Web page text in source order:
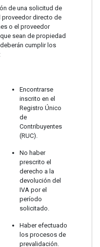
de una solicitud de
proveedor directo de
o el proveedor
sean de propiedad
cumplir los
Encontrarse
inscrito en el
Registro Único
de
Contribuyentes
(RUC).
No haber
prescrito el
derecho a la
devolución del
IVA por el
período
solicitado.
Haber efectuado
los procesos de
prevalidación.